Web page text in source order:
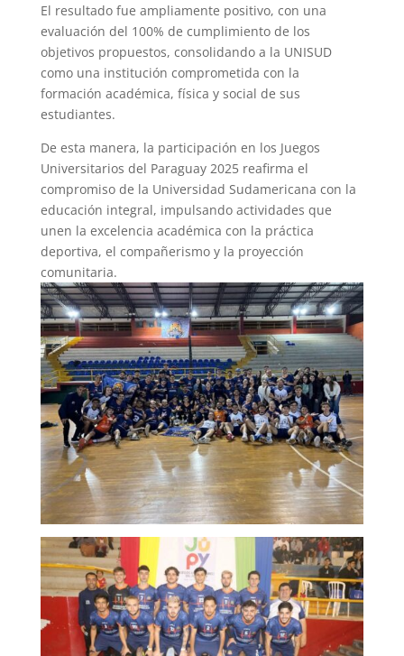
El resultado fue ampliamente positivo, con una
evaluación del 100% de cumplimiento de los
objetivos propuestos, consolidando a la UNISUD
como una institución comprometida con la
formación académica, física y social de sus
estudiantes.
De esta manera, la participación en los Juegos
Universitarios del Paraguay 2025 reafirma el
compromiso de la Universidad Sudamericana con la
educación integral, impulsando actividades que
unen la excelencia académica con la práctica
deportiva, el compañerismo y la proyección
comunitaria.